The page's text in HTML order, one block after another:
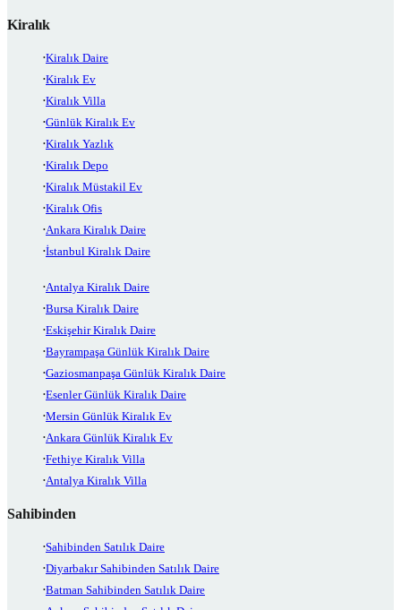
Kiralık
Kiralık Daire
Kiralık Ev
Kiralık Villa
Günlük Kiralık Ev
Kiralık Yazlık
Kiralık Depo
Kiralık Müstakil Ev
Kiralık Ofis
Ankara Kiralık Daire
İstanbul Kiralık Daire
Antalya Kiralık Daire
Bursa Kiralık Daire
Eskişehir Kiralık Daire
Bayrampaşa Günlük Kiralık Daire
Gaziosmanpaşa Günlük Kiralık Daire
Esenler Günlük Kiralık Daire
Mersin Günlük Kiralık Ev
Ankara Günlük Kiralık Ev
Fethiye Kiralık Villa
Antalya Kiralık Villa
Sahibinden
Sahibinden Satılık Daire
Diyarbakır Sahibinden Satılık Daire
Batman Sahibinden Satılık Daire